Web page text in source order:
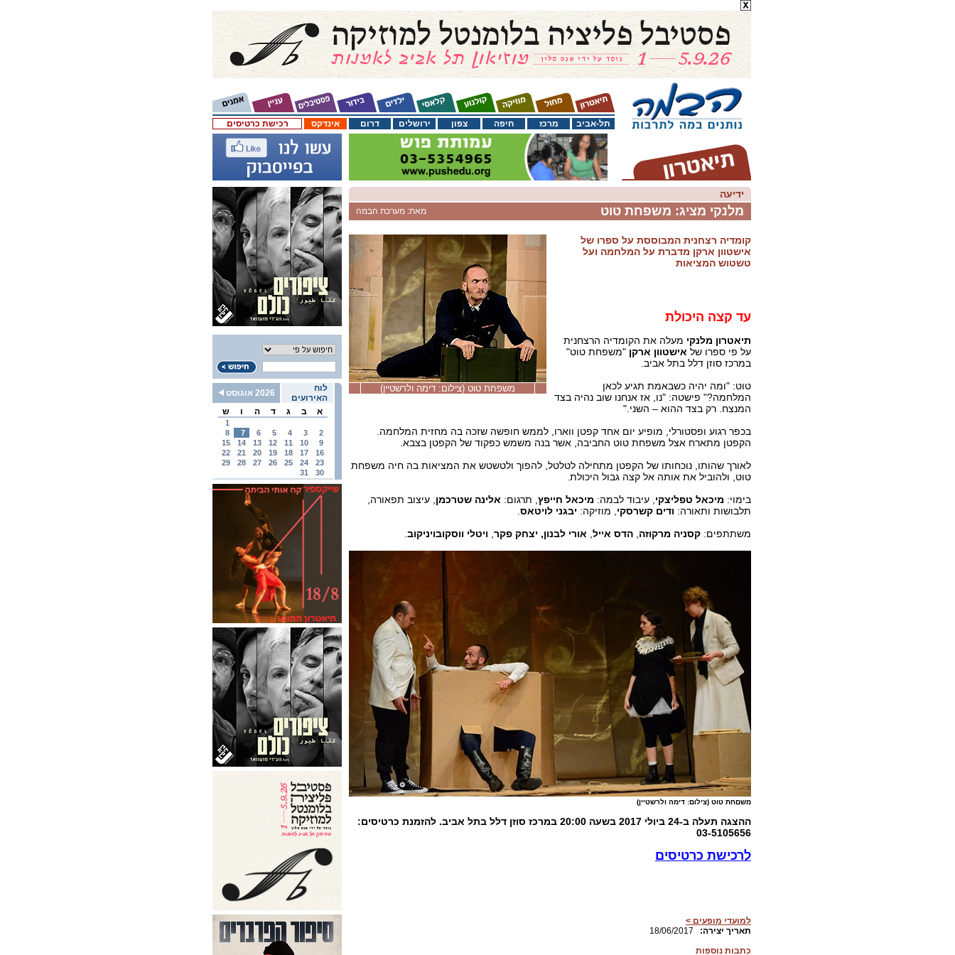
רכישת כרטיסים אינדקס דרום ירושלים צפון חיפה מרכז תל-אביב
לוח
האירועים
2026 אוגוסט
א
ב ג ד ה ו ש
1
2
3
4
5
6
7
8
9
10
11
12
13
14
15
16
17
18
19
20
21
22
23
24
25
26
27
28
29
30
31
ידיעה
מאת: מערכת הבמה מלנקי מציג: משפחת טוט
משפחת טוט (צילום: דימה ולרשטיין)
קומדיה רצחנית המבוססת על ספרו של
אישטוון ארקן מדברת על המלחמה ועל
טשטוש המציאות
עד קצה היכולת
תיאטרון מלנקי מעלה את הקומדיה הרצחנית
על פי ספרו של אישטוון ארקן "משפחת טוט"
במרכז סוזן דלל בתל אביב.
טוט: "ומה יהיה כשבאמת תגיע לכאן
המלחמה?" פישטה: "נו, אז אנחנו שוב נהיה בצד
המנצח. רק בצד ההוא – השני."
בכפר רגוע ופסטורלי, מופיע יום אחד קפטן ווארו, לממש חופשה שזכה בה מחזית המלחמה.
הקפטן מתארח אצל משפחת טוט החביבה, אשר בנה משמש כפקוד של הקפטן בצבא.
לאורך שהותו, נוכחותו של הקפטן מתחילה לטלטל, להפוך ולטשטש את המציאות בה חיה משפחת
טוט, ולהוביל את אותה אל קצה גבול היכולת.
בימוי: מיכאל טפליצקי , עיבוד לבמה: מיכאל חייפץ , תרגום: אלינה שטרכמן , עיצוב תפאורה,
תלבושות ותאורה: ודים קשרסקי , מוזיקה: יבגני לויטאס
משתתפים: קסניה מרקוזה הדס אייל אורי לבנון, יצחק פקר ויטלי ווסקובויניקוב
משםחת טוט (צילום: דימה ולרשטיין)
ההצגה תעלה ב-24 ביולי 2017 בשעה 20:00 במרכז סוזן דלל בתל אביב. להזמנת כרטיסים:
03-5105656
לרכישת כרטיסים
למועדי מופעים >
18/06/2017
:תאריך יצירה
כתבות נוספות